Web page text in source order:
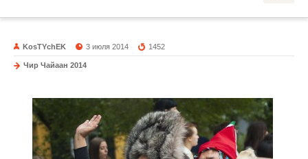
KosTYchEK 3 июля 2014 1452
Чир Чайаан 2014